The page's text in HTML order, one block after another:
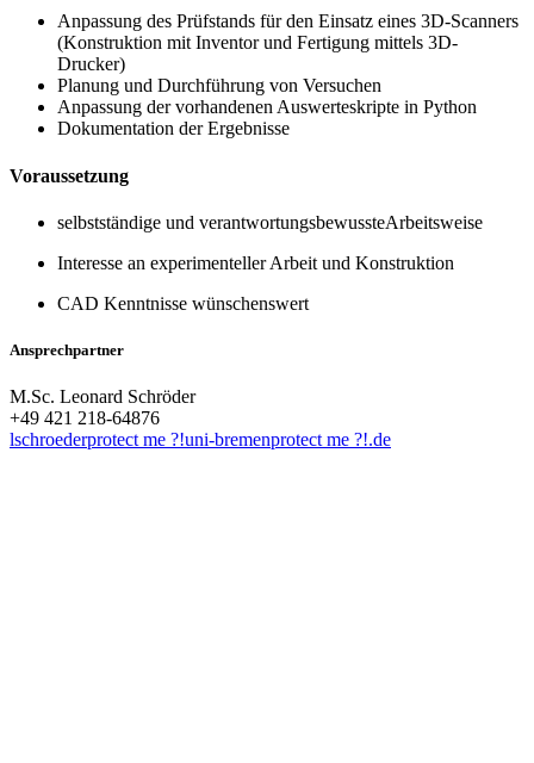
Anpassung des Prüfstands für den Einsatz eines 3D-Scanners
(Konstruktion mit Inventor und Fertigung mittels 3D-
Drucker)
Planung und Durchführung von Versuchen
Anpassung der vorhandenen Auswerteskripte in Python
Dokumentation der Ergebnisse
Voraussetzung
selbstständige und verantwortungsbewussteArbeitsweise
Interesse an experimenteller Arbeit und Konstruktion
CAD Kenntnisse wünschenswert
Ansprechpartner
M.Sc. Leonard Schröder
+49 421 218-64876
lschroederprotect me ?!uni-bremenprotect me ?!.de